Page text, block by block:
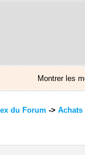
Montrer les
du Forum -> Achats